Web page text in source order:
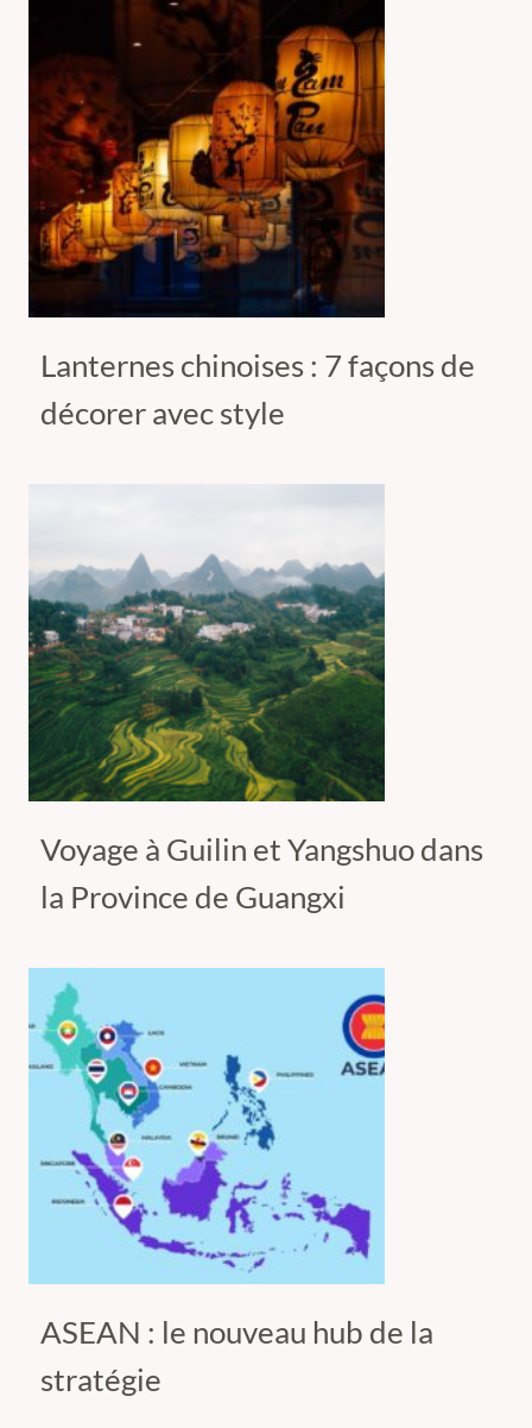
Lanternes chinoises : 7 façons de
décorer avec style
Voyage à Guilin et Yangshuo dans
la Province de Guangxi
ASEAN : le nouveau hub de la
stratégie